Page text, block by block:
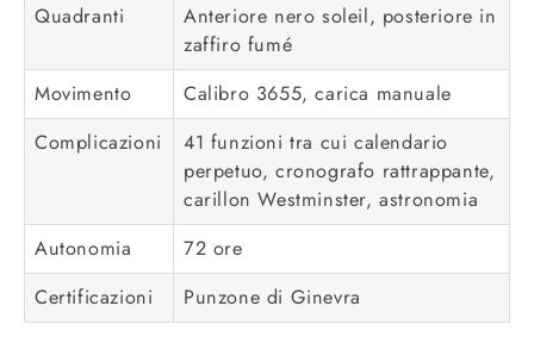
Quadranti
Anteriore nero soleil, posteriore in
zaffiro fumé
Movimento
Calibro 3655, carica manuale
Complicazioni
41 funzioni tra cui calendario
perpetuo, cronografo rattrappante,
carillon Westminster, astronomia
Autonomia
72 ore
Certificazioni
Punzone di Ginevra